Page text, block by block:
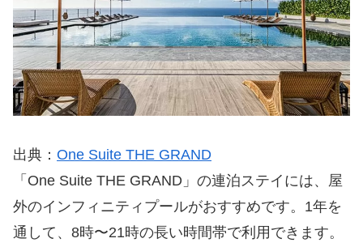
出典： One Suite THE GRAND
「One Suite THE GRAND」の連泊ステイには、屋
外のインフィニティプールがおすすめです。1年を
通して、8時〜21時の長い時間帯で利用できます。